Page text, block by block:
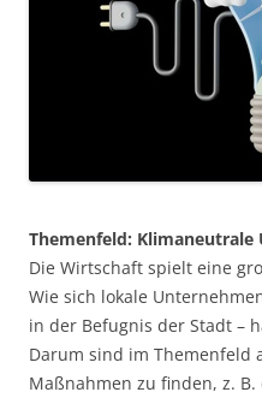
Themenfeld: Klimaneutrale
Die Wirtschaft spielt eine
Wie sich lokale
in der Befugnis der Stadt –
Darum sind im Themenfeld
Maßnahmen zu finden, z.